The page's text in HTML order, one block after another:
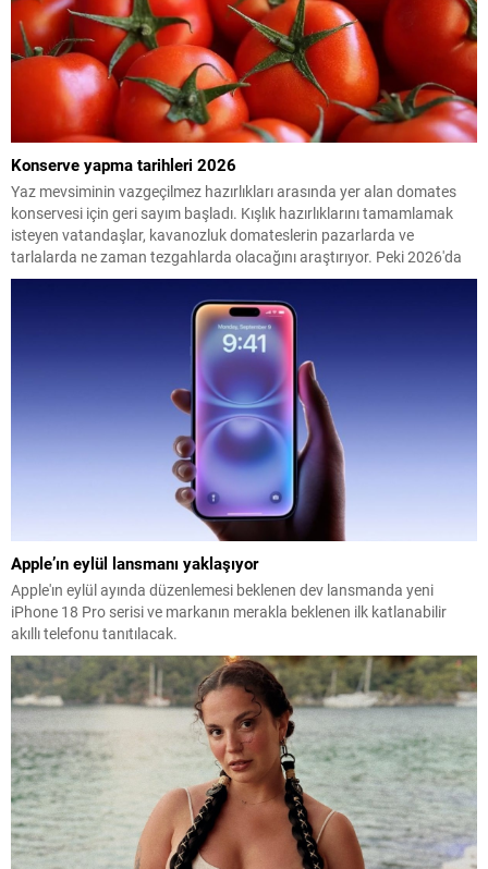
Konserve yapma tarihleri 2026
Yaz mevsiminin vazgeçilmez hazırlıkları arasında yer alan domates
konservesi için geri sayım başladı. Kışlık hazırlıklarını tamamlamak
isteyen vatandaşlar, kavanozluk domateslerin pazarlarda ve
tarlalarda ne zaman tezgahlarda olacağını araştırıyor. Peki 2026'da
konserve yapılacak domates ne zaman çıkacak? İşte en uygun
Apple’ın eylül lansmanı yaklaşıyor
Apple'ın eylül ayında düzenlemesi beklenen dev lansmanda yeni
iPhone 18 Pro serisi ve markanın merakla beklenen ilk katlanabilir
akıllı telefonu tanıtılacak.